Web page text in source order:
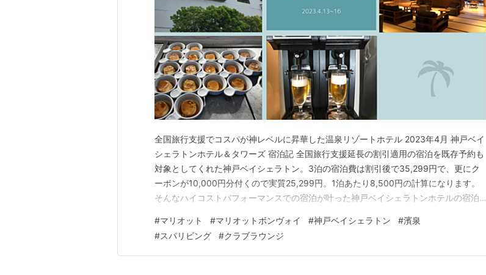
全国旅行支援でコスパが神レベルに昇華した温泉リゾートホテル 2023年4月 神戸ベイ
シェラトンホテル＆タワーズ 宿泊記 全国旅行支援延長の割引適用の宿泊を既存予約も
対象としてくれた神戸ベイシェラトン。3泊の宿泊費は割引後で35,299円で、更にク
ーポンが10,000円分付くので実質25,299円。1泊あたり8,500円の計算になります。
そんなハイコストパフォーマンスでの宿泊が叶った神戸ベイシェラトンホテルの宿泊記
ラウンジ スパリビング クラブラウンジ（19階）ティーサービス（7時〜21時） クラブ
ラウンジ（19階…
#マリオット #マリオットボンヴォイ #神戸ベイシェラトン #濱泉
#スパリビング #クラブラウンジ